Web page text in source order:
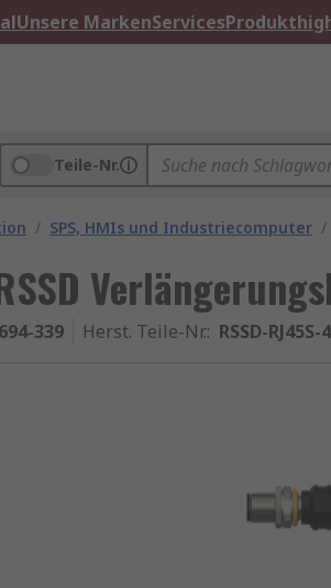
Unsere MarkenServices
Teile-Nr.
/ SPS, HMIs und Industriecomputer /
694-339 Herst. Teile-Nr.: RSSD-